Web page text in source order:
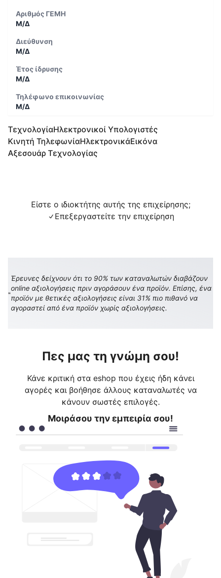
Αριθμός ΓΕΜΗ
Μ/Δ
Διεύθυνση
Μ/Δ
Έτος ίδρυσης
Μ/Δ
Τηλέφωνο επικοινωνίας
Μ/Δ
ΤεχνολογίαΗλεκτρονικοί Υπολογιστές
Κινητή ΤηλεφωνίαΗλεκτρονικάΕικόνα
Αξεσουάρ Τεχνολογίας
Είστε ο ιδιοκτήτης αυτής της επιχείρησης;
Επεξεργαστείτε την επιχείρηση
Έρευνες δείχνουν ότι το 90% των καταναλωτών διαβάζουν
online αξιολογήσεις πριν αγοράσουν ένα προϊόν. Επίσης, ένα
προϊόν με θετικές αξιολογήσεις είναι 31% πιο πιθανό να
αγοραστεί από ένα προϊόν χωρίς αξιολογήσεις.
Πες μας τη γνώμη σου!
Κάνε κριτική στα eshop που έχεις ήδη κάνει
αγορές και βοήθησε άλλους καταναλωτές να
κάνουν σωστές επιλογές.
Μοιράσου την εμπειρία σου!